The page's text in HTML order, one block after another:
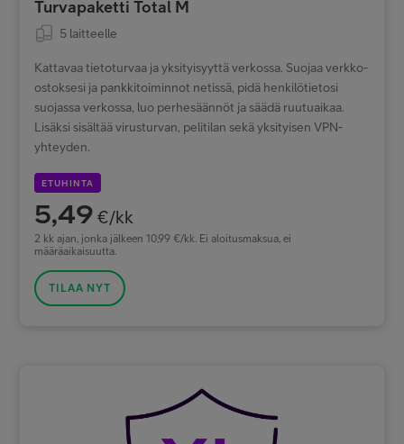
Turvapaketti Total M
5 laitteelle
Kattavaa tietoturvaa ja yksityisyyttä verkossa. Suojaa verkko-
ostoksesi ja pankkitoiminnot netissä, pidä henkilötietosi
suojassa verkossa, luo perhesäännöt ja säädä ruutuaikaa.
Lisäksi sisältää virusturvan, pelitilan sekä yksityisen VPN-
yhteyden.
ETUHINTA
5,49 €/kk
2 kk ajan, jonka jälkeen 10,99 €/kk. Ei aloitusmaksua, ei
määräaikaisuutta.
TILAA NYT